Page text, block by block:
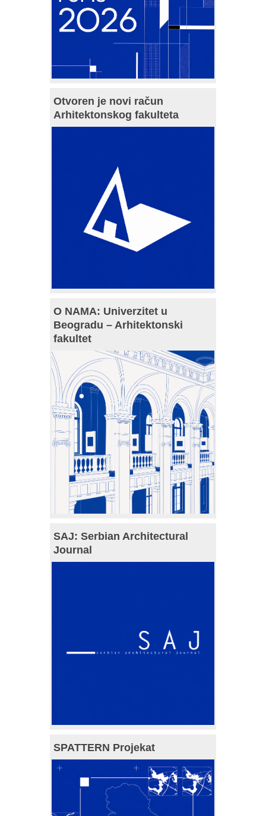
Otvoren je novi račun
Arhitektonskog fakulteta
O NAMA: Univerzitet u
Beogradu – Arhitektonski
fakultet
SAJ: Serbian Architectural
Journal
SPATTERN Projekat